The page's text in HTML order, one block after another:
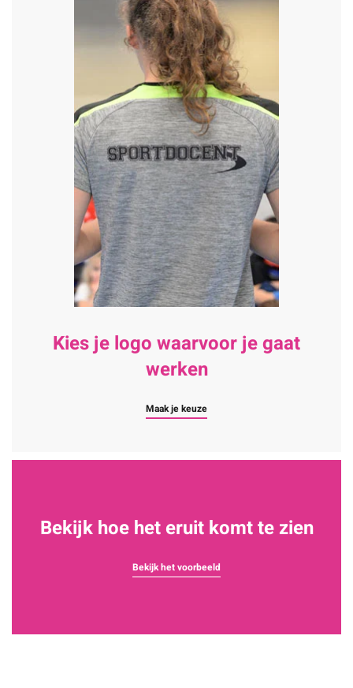
Kies je logo waarvoor je gaat
werken
Maak je keuze
Bekijk hoe het eruit komt te zien
Bekijk het voorbeeld